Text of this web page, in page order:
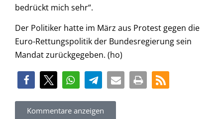
bedrückt mich sehr“.
Der Politiker hatte im März aus Protest gegen die
Euro-Rettungspolitik der Bundesregierung sein
Mandat zurückgegeben. (ho)
Kommentare anzeigen